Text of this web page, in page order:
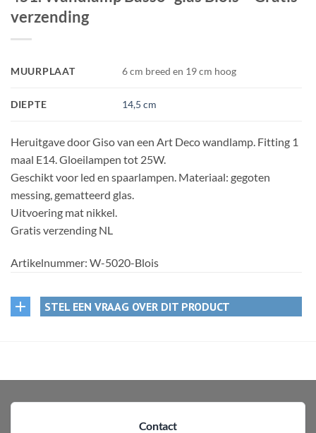
verzending
MUURPLAAT 6 cm breed en 19 cm hoog
DIEPTE 14,5 cm
Heruitgave door Giso van een Art Deco wandlamp. Fitting 1
maal E14. Gloeilampen tot 25W.
Geschikt voor led en spaarlampen. Materiaal: gegoten
messing, gematteerd glas.
Uitvoering mat nikkel.
Gratis verzending NL
Artikelnummer: W-5020-Blois
STEL EEN VRAAG OVER DIT PRODUCT
Contact